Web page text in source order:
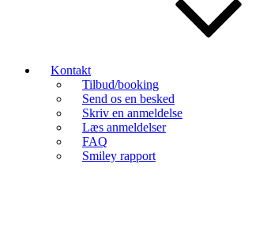
Kontakt
Tilbud/booking
Send os en besked
Skriv en anmeldelse
Læs anmeldelser
FAQ
Smiley rapport